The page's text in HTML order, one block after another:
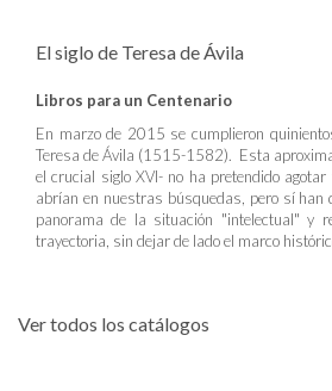
El siglo de Teresa de Ávila
Libros para un Centenario
En marzo de 2015 se cumplieron
Teresa de Ávila (1515-1582). Esta
el crucial siglo XVI- no ha pretendido
abrían en nuestras búsquedas, pero sí han
panorama de la situación "intelectual" y
trayectoria, sin dejar de lado el marco
Ver todos los catálogos